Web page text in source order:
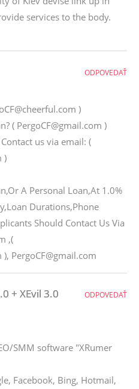
services to the body.
)
( PergoCF@gmail.com )
us via email: (
)
A Personal Loan,At 1.0%
Durations,Phone
Should Contact Us Via
,(
PergoCF@gmail.com
ODPOVEDAŤ
+ XEvil 3.0
SMM software "XRumer
Facebook, Bing, Hotmail,
ODPOVEDAŤ